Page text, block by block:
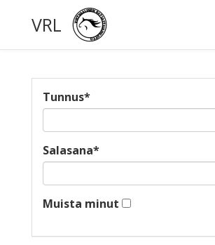
VRL
Tunnus*
Salasana*
Muista minut